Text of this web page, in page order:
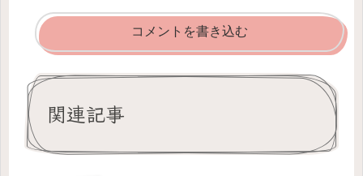
コメントを書き込む
関連記事